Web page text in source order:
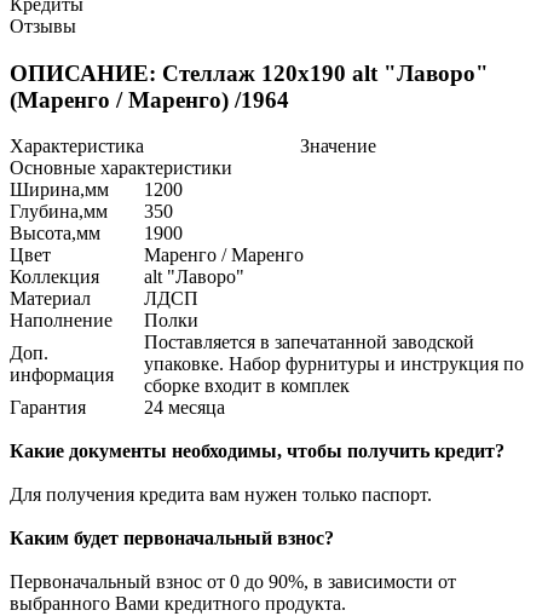
Отзывы
ОПИСАНИЕ: Стеллаж 120х190 alt "Лаворо"
(Маренго / Маренго) /1964
Характеристика
Значение
Основные характеристики
Ширина,мм
1200
Глубина,мм
350
Высота,мм
1900
Цвет
Маренго / Маренго
Коллекция
alt "Лаворо"
Материал
ЛДСП
Наполнение
Полки
Доп.
информация
Поставляется в запечатанной заводской
упаковке. Набор фурнитуры и инструкция по
сборке входит в комплек
Гарантия
24 месяца
Какие документы необходимы, чтобы получить кредит?
Для получения кредита вам нужен только паспорт.
Каким будет первоначальный взнос?
Первоначальный взнос от 0 до 90%, в зависимости от
выбранного Вами кредитного продукта.